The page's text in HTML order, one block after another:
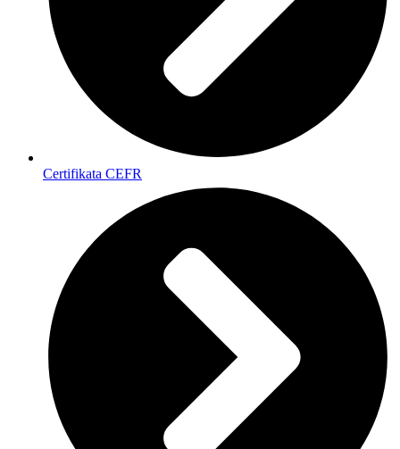
Certifikata CEFR